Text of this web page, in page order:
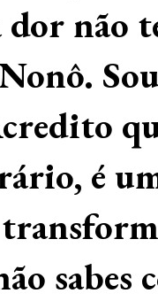
dor não
é